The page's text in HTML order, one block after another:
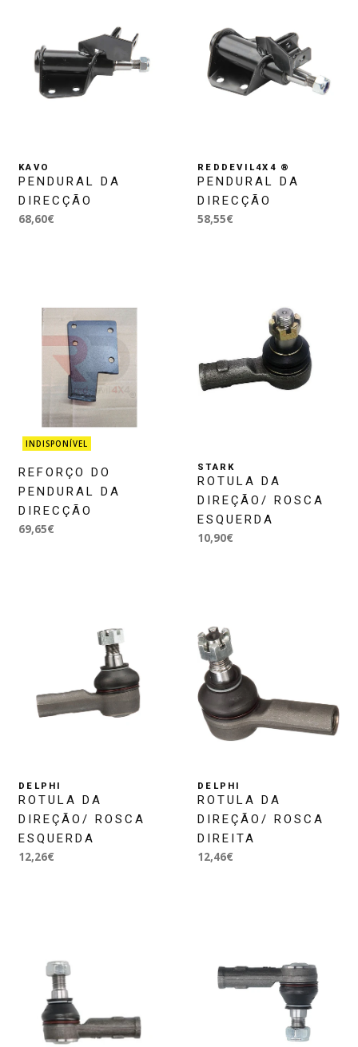
KAVO
PENDURAL DA
DIRECÇÃO
68,60€
REDDEVIL4X4 ®
PENDURAL DA
DIRECÇÃO
58,55€
INDISPONÍVEL
REFORÇO DO
PENDURAL DA
DIRECÇÃO
69,65€
STARK
ROTULA DA
DIREÇÃO/ ROSCA
ESQUERDA
10,90€
DELPHI
ROTULA DA
DIREÇÃO/ ROSCA
ESQUERDA
12,26€
DELPHI
ROTULA DA
DIREÇÃO/ ROSCA
DIREITA
12,46€